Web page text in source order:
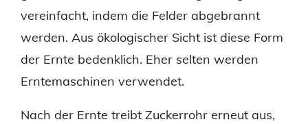
vereinfacht, indem die Felder abgebrannt
werden. Aus ökologischer Sicht ist diese Form
der Ernte bedenklich. Eher selten werden
Erntemaschinen verwendet.
Nach der Ernte treibt Zuckerrohr erneut aus,